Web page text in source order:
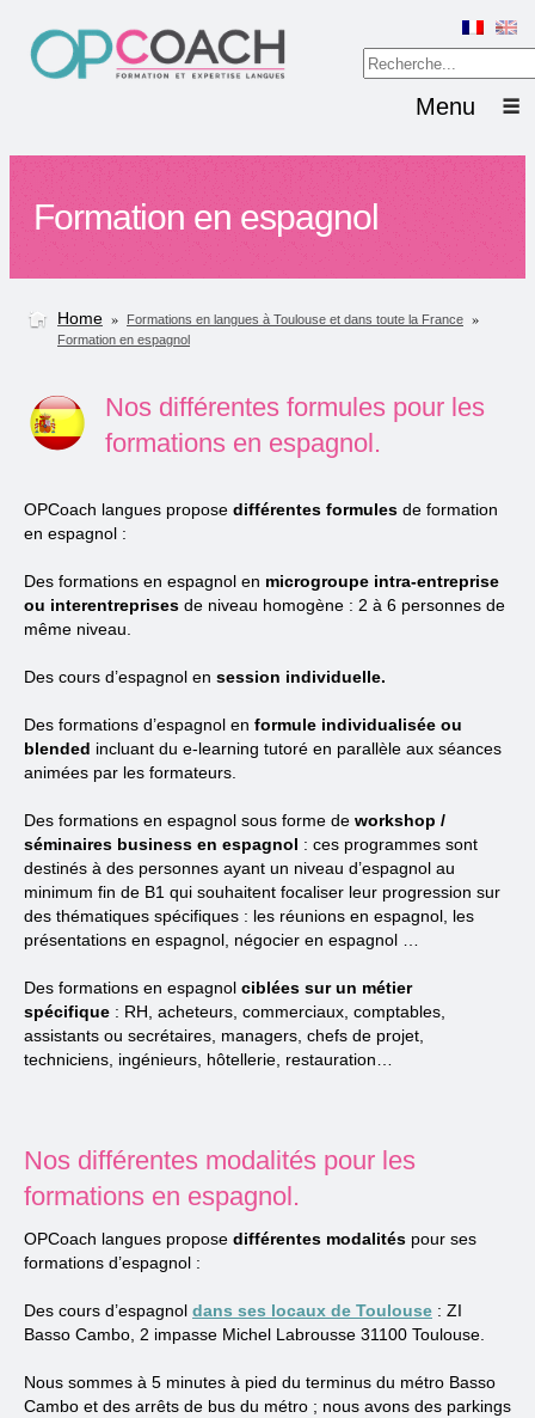
Menu
Formation en espagnol
Home » Formations en langues à Toulouse et dans toute la France »
Formation en espagnol
Nos différentes formules pour les
formations en espagnol.
OPCoach langues propose différentes formules de formation
en espagnol :
Des formations en espagnol en microgroupe intra-entreprise
ou interentreprises de niveau homogène : 2 à 6 personnes de
même niveau.
Des cours d’espagnol en session individuelle.
Des formations d’espagnol en formule individualisée ou
blended incluant du e-learning tutoré en parallèle aux séances
animées par les formateurs.
Des formations en espagnol sous forme de workshop /
séminaires business en espagnol : ces programmes sont
destinés à des personnes ayant un niveau d’espagnol au
minimum fin de B1 qui souhaitent focaliser leur progression sur
des thématiques spécifiques : les réunions en espagnol, les
présentations en espagnol, négocier en espagnol …
Des formations en espagnol ciblées sur un métier
spécifique : RH, acheteurs, commerciaux, comptables,
assistants ou secrétaires, managers, chefs de projet,
techniciens, ingénieurs, hôtellerie, restauration…
Nos différentes modalités pour les
formations en espagnol.
OPCoach langues propose différentes modalités pour ses
formations d’espagnol :
Des cours d’espagnol dans ses locaux de Toulouse : ZI
Basso Cambo, 2 impasse Michel Labrousse 31100 Toulouse.
Nous sommes à 5 minutes à pied du terminus du métro Basso
Cambo et des arrêts de bus du métro ; nous avons des parkings